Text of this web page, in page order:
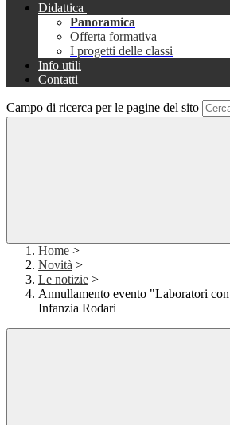
Didattica
Panoramica
Offerta formativa
I progetti delle classi
Info utili
Contatti
Campo di ricerca per le pagine del sito
Home >
Novità >
Le notizie >
Annullamento evento "Laboratori
Infanzia Rodari